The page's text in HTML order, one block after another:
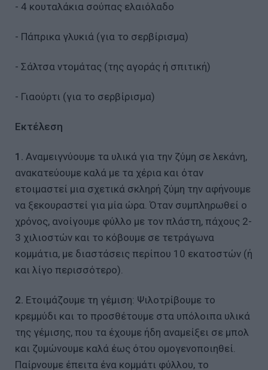
- 4 κουταλάκια σούπας ελαιόλαδο
- Πάπρικα γλυκιά (για το σερβίρισμα)
- Σάλτσα ντομάτας (της αγοράς ή σπιτική)
- Γιαούρτι (για το σερβίρισμα)
Εκτέλεση
1. Αναμειγνύουμε τα υλικά για την ζύμη σε λεκάνη,
ανακατεύουμε καλά με τα χέρια και όταν
ετοιμαστεί μια σχετικά σκληρή ζύμη την αφήνουμε
να ξεκουραστεί για μία ώρα. Όταν συμπληρωθεί ο
χρόνος, ανοίγουμε φύλλο με τον πλάστη, πάχους 2-
3 χιλιοστών και το κόβουμε σε τετράγωνα
κομμάτια, με διαστάσεις περίπου 10 εκατοστών (ή
και λίγο περισσότερο).
2. Ετοιμάζουμε τη γέμιση: Ψιλοτρίβουμε το
κρεμμύδι και το προσθέτουμε στα υπόλοιπα υλικά
της γέμισης, που τα έχουμε ήδη αναμείξει σε μπολ
και ζυμώνουμε καλά έως ότου ομογενοποιηθεί.
Παίρνουμε έπειτα ένα κομμάτι φύλλου, το